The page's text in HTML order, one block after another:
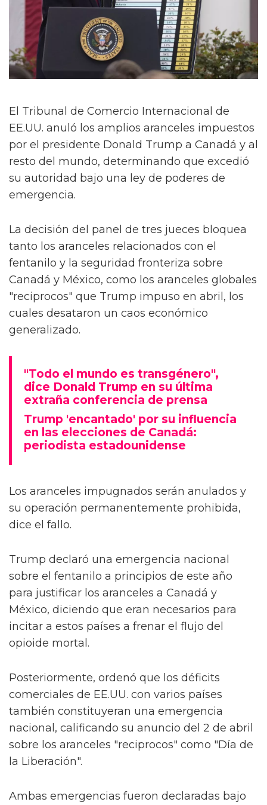
El Tribunal de Comercio Internacional de
EE.UU. anuló los amplios aranceles impuestos
por el presidente Donald Trump a Canadá y al
resto del mundo, determinando que excedió
su autoridad bajo una ley de poderes de
emergencia.
La decisión del panel de tres jueces bloquea
tanto los aranceles relacionados con el
fentanilo y la seguridad fronteriza sobre
Canadá y México, como los aranceles globales
"reciprocos" que Trump impuso en abril, los
cuales desataron un caos económico
generalizado.
"Todo el mundo es transgénero",
dice Donald Trump en su última
extraña conferencia de prensa
Trump 'encantado' por su influencia
en las elecciones de Canadá:
periodista estadounidense
Los aranceles impugnados serán anulados y
su operación permanentemente prohibida,
dice el fallo.
Trump declaró una emergencia nacional
sobre el fentanilo a principios de este año
para justificar los aranceles a Canadá y
México, diciendo que eran necesarios para
incitar a estos países a frenar el flujo del
opioide mortal.
Posteriormente, ordenó que los déficits
comerciales de EE.UU. con varios países
también constituyeran una emergencia
nacional, calificando su anuncio del 2 de abril
sobre los aranceles "reciprocos" como "Día de
la Liberación".
Ambas emergencias fueron declaradas bajo